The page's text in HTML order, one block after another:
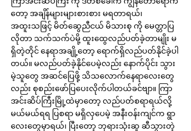
တော့ အချိန်များများစားစား မရတာရယ်၊
အထူးသဖြင့် မိတ်ဆွေညီငယ် မိသားစု ကို မေတ္တာပြ
လိုတာ သက်သက်ပဲမို့ ထူးထွေလည်ပတ်ခဲ့တာမျိုး မ
ရှိတဲ့တိုင် နေရာအချို့တော့ ရောက်ရှိလည်ပတ်နိုင်ခဲ့ပါ
တယ်။ မလည်ပတ်ခဲ့နိုင်ပေမဲ့လည်း နောက်ပိုင်း သွား
မဲ့သူတွေ အဆင်ပြေဖို့ သိသလောက်နေရာလေးတွေ
လည်း စုစည်းဖော်ပြပေးလိုက်ပါတယ်ခင်ဗျာ။ ကြာ
အင်းဆိပ်ကြီးမြို့ထဲမှာတော့ လည်ပတ်စရာရယ်လို့
မယ်မယ်ရရ ပြစရာ မရှိလှပေမဲ့ အနီးဝန်းကျင်က ရွာ
လေးတွေမှာရယ်၊ ပြီးတော့ ဘုရားသုံးဆူ ဆီသွားတဲ့